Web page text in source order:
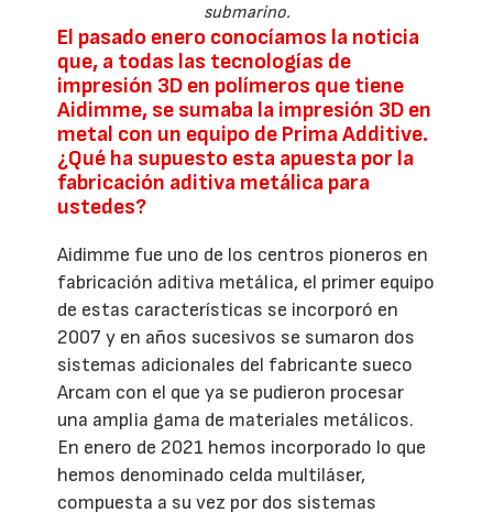
submarino.
El pasado enero conocíamos la noticia
que, a todas las tecnologías de
impresión 3D en polímeros que tiene
Aidimme, se sumaba la impresión 3D en
metal con un equipo de Prima Additive.
¿Qué ha supuesto esta apuesta por la
fabricación aditiva metálica para
ustedes?
Aidimme fue uno de los centros pioneros en
fabricación aditiva metálica, el primer equipo
de estas características se incorporó en
2007 y en años sucesivos se sumaron dos
sistemas adicionales del fabricante sueco
Arcam con el que ya se pudieron procesar
una amplia gama de materiales metálicos.
En enero de 2021 hemos incorporado lo que
hemos denominado celda multiláser,
compuesta a su vez por dos sistemas